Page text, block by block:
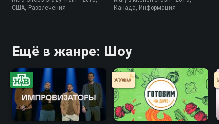
США, Развлечения
Канада, Информация
Ещё в жанре: Шоу